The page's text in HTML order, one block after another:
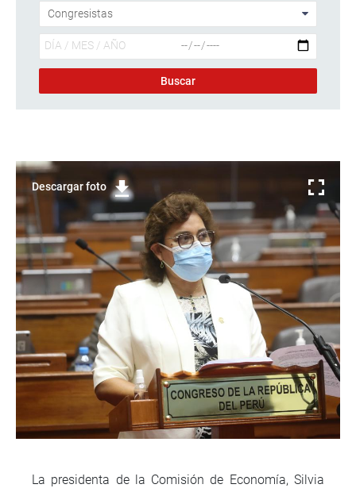
Descargar foto
La presidenta de la Comisión de Economía, Silvia